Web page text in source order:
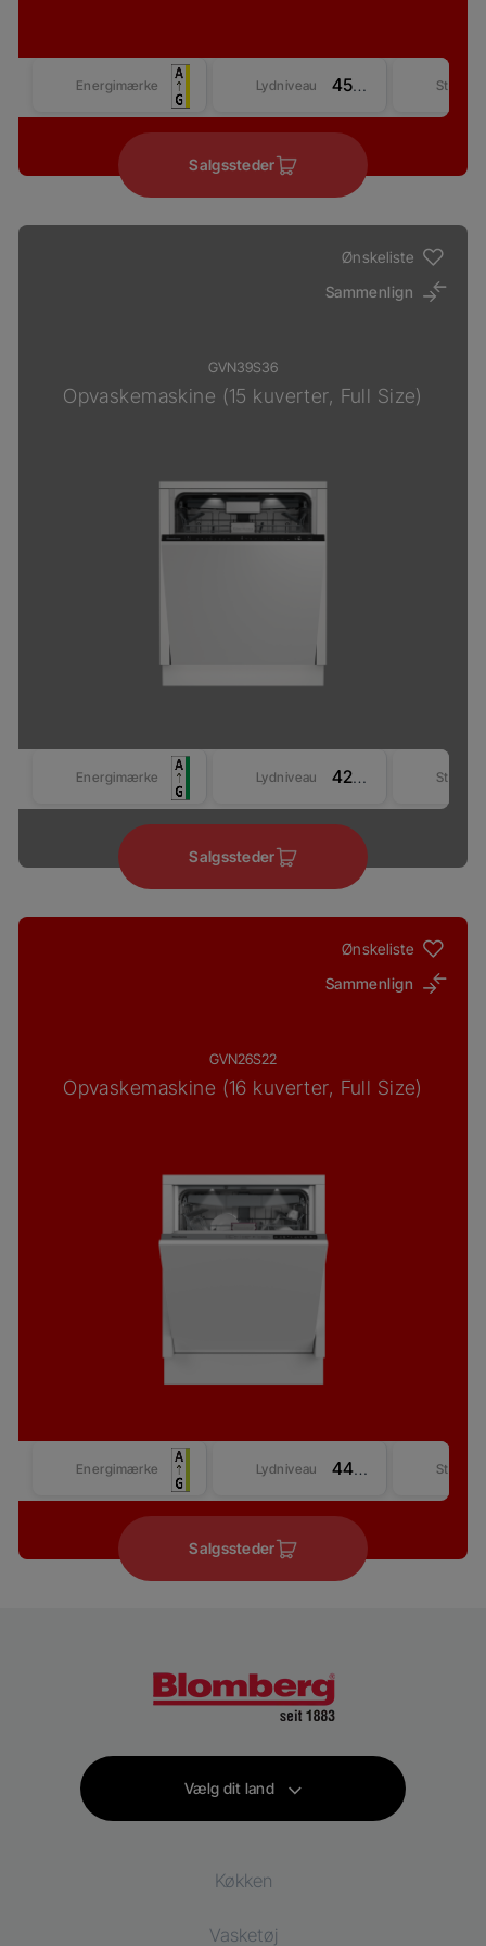
Energimærke Lydniveau 45 dBA
Salgssteder
Ønskeliste
Sammenlign
GVN39S36
Opvaskemaskine (15 kuverter, Full Size)
Energimærke Lydniveau 42 dBA
Salgssteder
Ønskeliste
Sammenlign
GVN26S22
Opvaskemaskine (16 kuverter, Full Size)
Energimærke Lydniveau 44 dBA
Salgssteder
Vælg dit land
Køkken
Vasketøj